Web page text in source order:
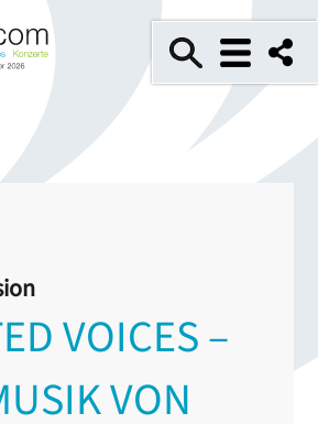
VOICES –
VON